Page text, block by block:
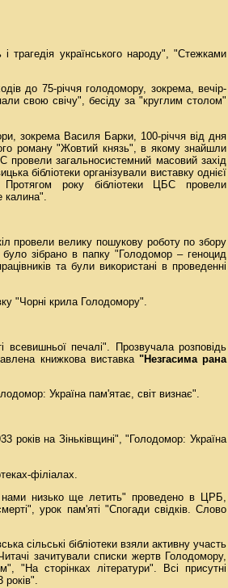
трагедія українського народу", "Стежками
до 75-річчя голодомору, зокрема, вечір-
свою свічу", бесіду за "круглим столом"
зокрема Василя Барки, 100-річчя від дня
роману "Жовтий князь", в якому знайшли
провели загальносистемний масовий захід
бібліотеки організували виставку однієї
року бібліотеки ЦБС провели
провели велику пошукову роботу по збору
зібрано в папку "Голодомор – геноцид
та були використані в проведенні
"Чорні крила Голодомору".
печалі". Прозвучала розповідь
книжкова виставка "Незгасима рана
Україна пам'ятає, світ визнає".
років на Зіньківщині", "Голодомор: Україна
філіалах.
низько ще летить" проведено в ЦРБ,
урок пам'яті "Спогади свідків. Слово
сільські бібліотеки взяли активну участь
зачитували списки жертв Голодомору,
"На сторінках літератури". Всі присутні